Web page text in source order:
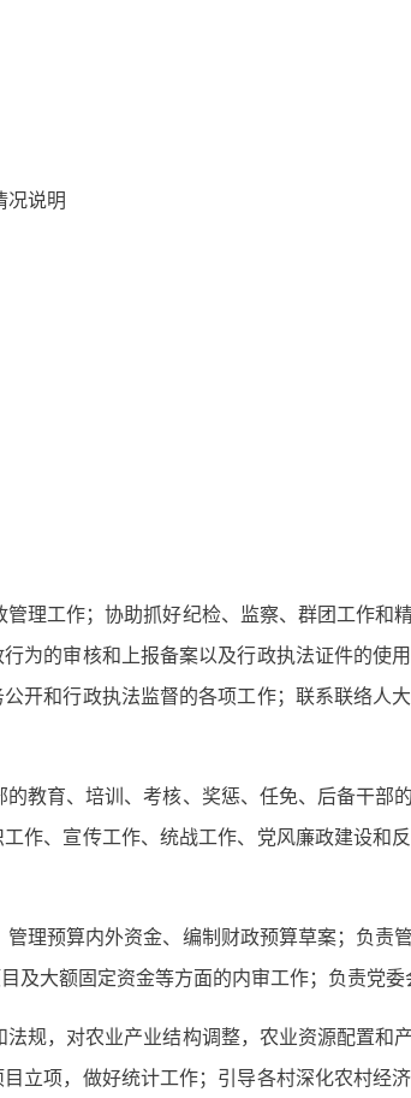
况说明
理工作；协助抓好纪检、监察、群团工作和
为的审核和上报备案以及行政执法证件的使
开和行政执法监督的各项工作；联系联络人
教育、培训、考核、奖惩、任免、后备干部
作、宣传工作、统战工作、党风廉政建设和
理预算内外资金、编制财政预算草案；负责
大额固定资金等方面的内审工作；负责党委
规，对农业产业结构调整，农业资源配置和
立项，做好统计工作；引导各村深化农村经